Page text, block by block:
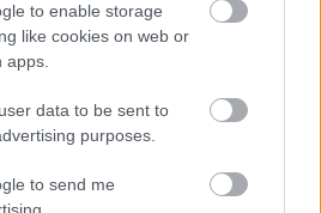
to enable storage
like cookies on web or
data to be sent to
purposes.
to send me
úgy tűnik, hogy a 2018-as év
mert a [&hellip;]